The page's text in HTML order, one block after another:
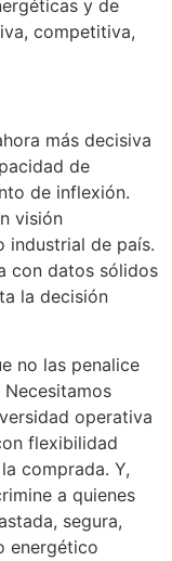
y de
competitiva,
más decisiva
de
de inflexión.
visión
industrial de país.
con datos sólidos
la decisión
no las penalice
operativa
flexibilidad
comprada. Y,
a quienes
segura,
energético